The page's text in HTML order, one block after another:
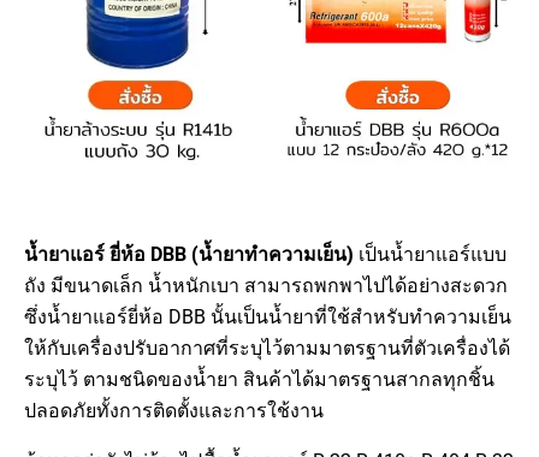
น้ำยาแอร์ ยี่ห้อ DBB (น้ำยาทำความเย็น) เป็นน้ำยาแอร์แบบ
ถัง มีขนาดเล็ก น้ำหนักเบา สามารถพกพาไปได้อย่างสะดวก
ซึ่งน้ำยาแอร์ยี่ห้อ DBB นั้นเป็นน้ำยาที่ใช้สำหรับทำความเย็น
ให้กับเครื่องปรับอากาศที่ระบุไว้ตามมาตรฐานที่ตัวเครื่องได้
ระบุไว้ ตามชนิดของน้ำยา สินค้าได้มาตรฐานสากลทุกชิ้น
ปลอดภัยทั้งการติดตั้งและการใช้งาน